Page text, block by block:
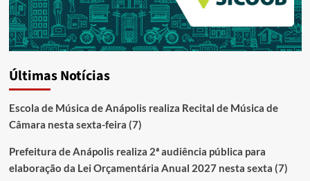
Últimas Notícias
Escola de Música de Anápolis realiza Recital de Música de
Câmara nesta sexta-feira (7)
Prefeitura de Anápolis realiza 2ª audiência pública para
elaboração da Lei Orçamentária Anual 2027 nesta sexta (7)